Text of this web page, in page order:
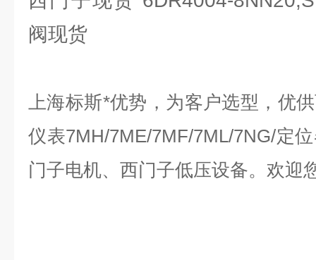
阀现货
上海标斯*优势，为客户选型，优
仪表7MH/7ME/7MF/7ML/7NG/定
门子电机、西门子低压设备。欢迎